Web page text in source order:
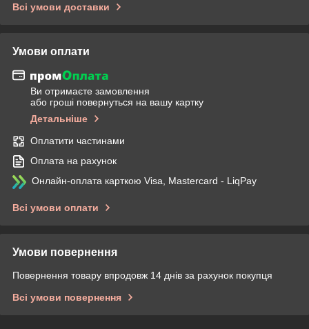
Всі умови доставки
Умови оплати
Ви отримаєте замовлення
або гроші повернуться на вашу картку
Детальніше
Оплатити частинами
Оплата на рахунок
Онлайн-оплата карткою Visa, Mastercard - LiqPay
Всі умови оплати
Умови повернення
Повернення товару впродовж 14 днів за рахунок покупця
Всі умови повернення